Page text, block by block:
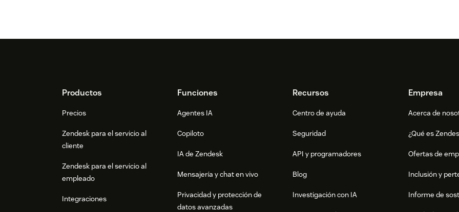
FooterProductos
Precios
Zendesk para el servicio al
cliente
Zendesk para el servicio al
empleado
Integraciones
Funciones
Agentes IA
Copiloto
IA de Zendesk
Mensajería y chat en vivo
Privacidad y protección de
datos avanzadas
Recursos
Centro de ayuda
Seguridad
API y programadores
Blog
Investigación con IA
Empresa
Acerca de
¿Qué es
Ofertas de
Inclusión y
Informe de